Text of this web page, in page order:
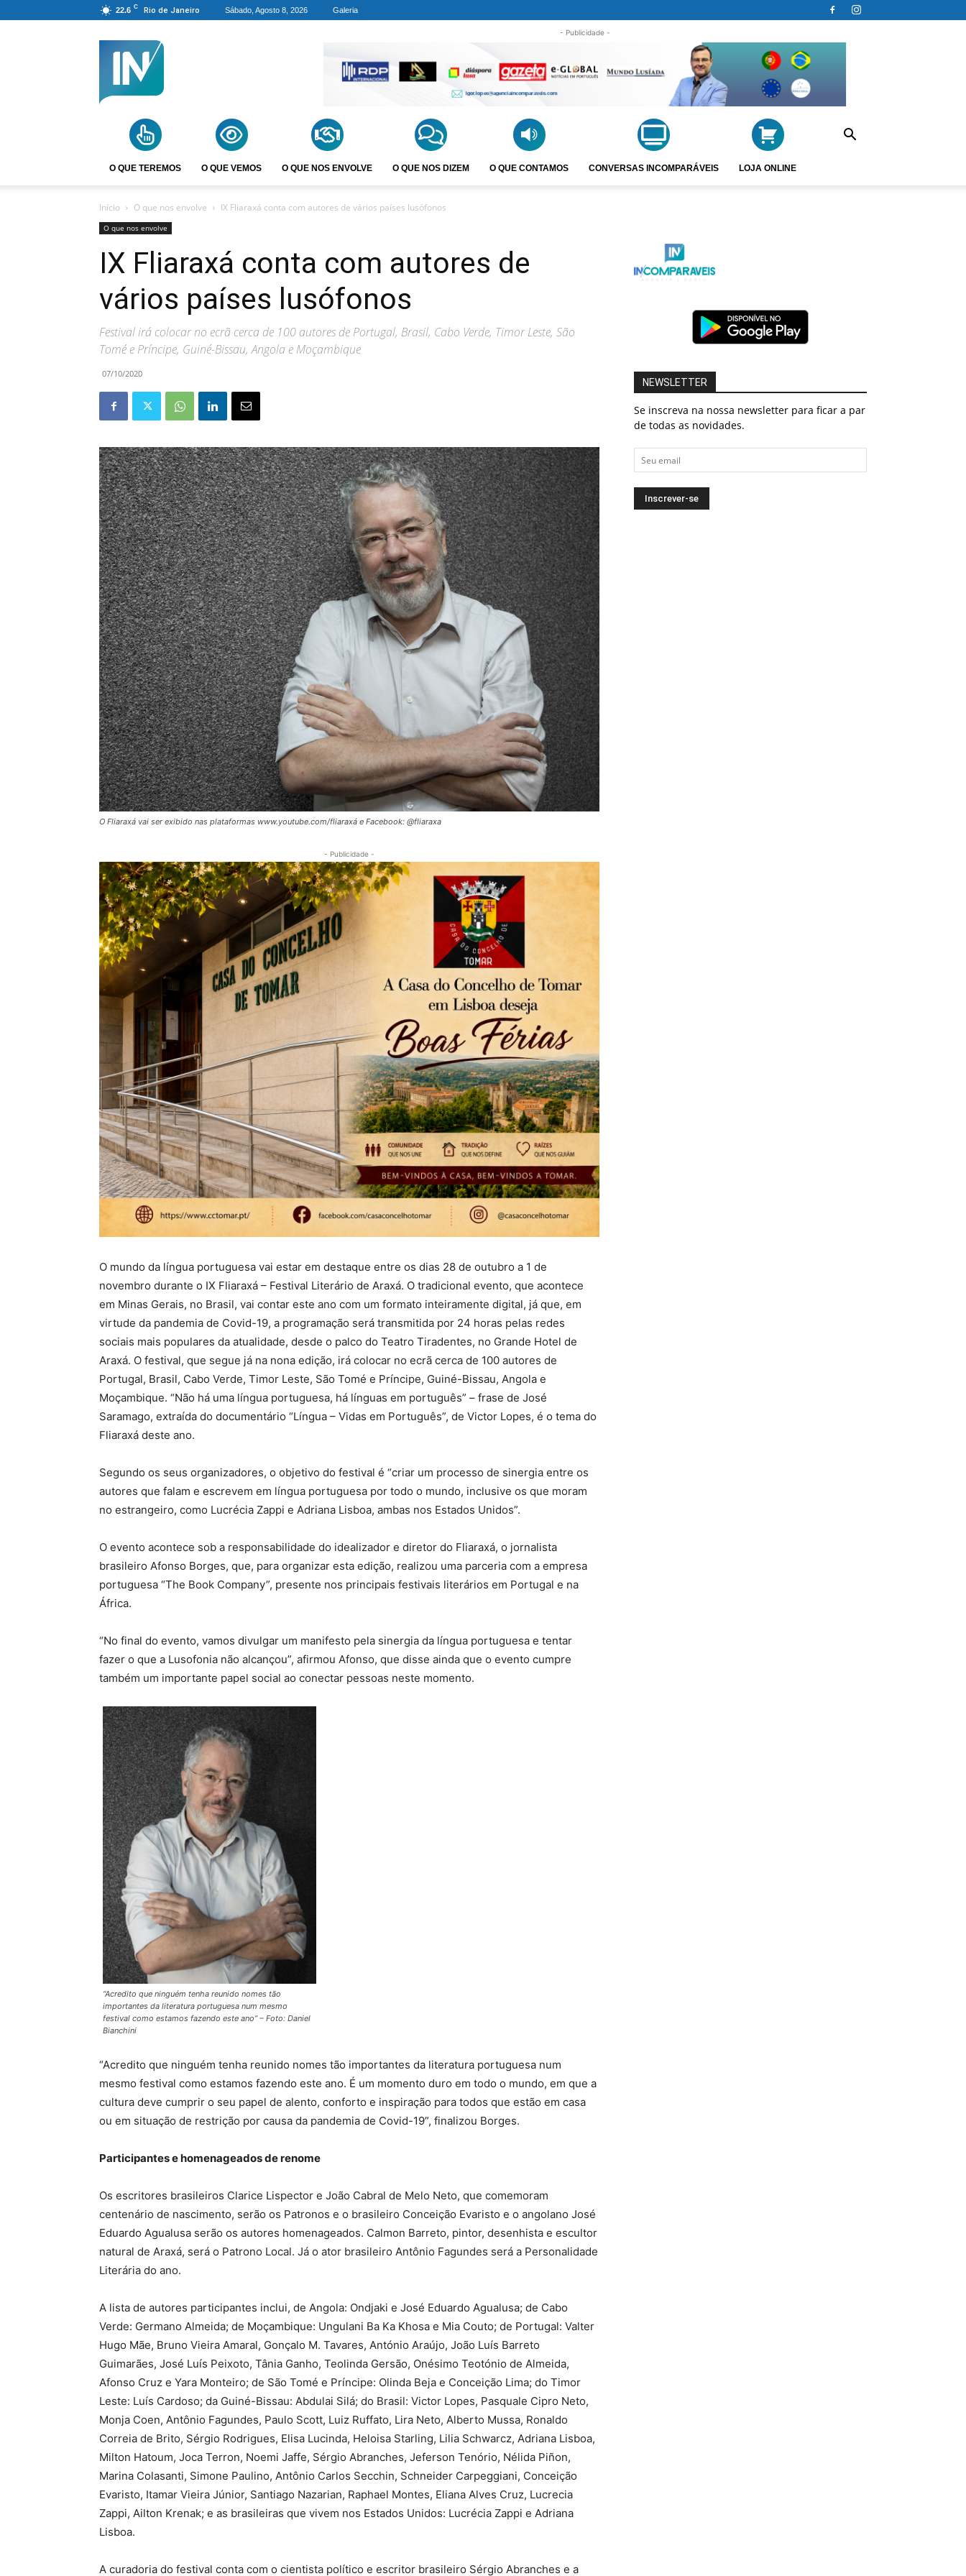
22.6 C Rio de Janeiro Sábado, Agosto 8, 2026 Galeria
- Publicidade -
O QUE TEREMOS O QUE VEMOS O QUE NOS ENVOLVE O QUE NOS DIZEM O QUE CONTAMOS CONVERSAS INCOMPARÁVEIS LOJA ONLINE
Início O que nos envolve IX Fliaraxá conta com autores de vários países lusófonos
O que nos envolve
IX Fliaraxá conta com autores de
vários países lusófonos
Festival irá colocar no ecrã cerca de 100 autores de Portugal, Brasil, Cabo Verde, Timor Leste, São
Tomé e Príncipe, Guiné-Bissau, Angola e Moçambique
07/10/2020
O Fliaraxá vai ser exibido nas plataformas www.youtube.com/fliaraxá e Facebook: @fliaraxa
- Publicidade -
O mundo da língua portuguesa vai estar em destaque entre os dias 28 de outubro a 1 de
novembro durante o IX Fliaraxá – Festival Literário de Araxá. O tradicional evento, que acontece
em Minas Gerais, no Brasil, vai contar este ano com um formato inteiramente digital, já que, em
virtude da pandemia de Covid-19, a programação será transmitida por 24 horas pelas redes
sociais mais populares da atualidade, desde o palco do Teatro Tiradentes, no Grande Hotel de
Araxá. O festival, que segue já na nona edição, irá colocar no ecrã cerca de 100 autores de
Portugal, Brasil, Cabo Verde, Timor Leste, São Tomé e Príncipe, Guiné-Bissau, Angola e
Moçambique. “Não há uma língua portuguesa, há línguas em português” – frase de José
Saramago, extraída do documentário “Língua – Vidas em Português”, de Victor Lopes, é o tema do
Fliaraxá deste ano.
Segundo os seus organizadores, o objetivo do festival é “criar um processo de sinergia entre os
autores que falam e escrevem em língua portuguesa por todo o mundo, inclusive os que moram
no estrangeiro, como Lucrécia Zappi e Adriana Lisboa, ambas nos Estados Unidos”.
O evento acontece sob a responsabilidade do idealizador e diretor do Fliaraxá, o jornalista
brasileiro Afonso Borges, que, para organizar esta edição, realizou uma parceria com a empresa
portuguesa “The Book Company”, presente nos principais festivais literários em Portugal e na
África.
“No final do evento, vamos divulgar um manifesto pela sinergia da língua portuguesa e tentar
fazer o que a Lusofonia não alcançou”, afirmou Afonso, que disse ainda que o evento cumpre
também um importante papel social ao conectar pessoas neste momento.
“Acredito que ninguém tenha reunido nomes tão
importantes da literatura portuguesa num mesmo
festival como estamos fazendo este ano” – Foto: Daniel
Bianchini
“Acredito que ninguém tenha reunido nomes tão importantes da literatura portuguesa num
mesmo festival como estamos fazendo este ano. É um momento duro em todo o mundo, em que a
cultura deve cumprir o seu papel de alento, conforto e inspiração para todos que estão em casa
ou em situação de restrição por causa da pandemia de Covid-19”, finalizou Borges.
Participantes e homenageados de renome
Os escritores brasileiros Clarice Lispector e João Cabral de Melo Neto, que comemoram
centenário de nascimento, serão os Patronos e o brasileiro Conceição Evaristo e o angolano José
Eduardo Agualusa serão os autores homenageados. Calmon Barreto, pintor, desenhista e escultor
natural de Araxá, será o Patrono Local. Já o ator brasileiro Antônio Fagundes será a Personalidade
Literária do ano.
A lista de autores participantes inclui, de Angola: Ondjaki e José Eduardo Agualusa; de Cabo
Verde: Germano Almeida; de Moçambique: Ungulani Ba Ka Khosa e Mia Couto; de Portugal: Valter
Hugo Mãe, Bruno Vieira Amaral, Gonçalo M. Tavares, António Araújo, João Luís Barreto
Guimarães, José Luís Peixoto, Tânia Ganho, Teolinda Gersão, Onésimo Teotónio de Almeida,
Afonso Cruz e Yara Monteiro; de São Tomé e Príncipe: Olinda Beja e Conceição Lima; do Timor
Leste: Luís Cardoso; da Guiné-Bissau: Abdulai Silá; do Brasil: Victor Lopes, Pasquale Cipro Neto,
Monja Coen, Antônio Fagundes, Paulo Scott, Luiz Ruffato, Lira Neto, Alberto Mussa, Ronaldo
Correia de Brito, Sérgio Rodrigues, Elisa Lucinda, Heloisa Starling, Lilia Schwarcz, Adriana Lisboa,
Milton Hatoum, Joca Terron, Noemi Jaffe, Sérgio Abranches, Jeferson Tenório, Nélida Piñon,
Marina Colasanti, Simone Paulino, Antônio Carlos Secchin, Schneider Carpeggiani, Conceição
Evaristo, Itamar Vieira Júnior, Santiago Nazarian, Raphael Montes, Eliana Alves Cruz, Lucrecia
Zappi, Ailton Krenak; e as brasileiras que vivem nos Estados Unidos: Lucrécia Zappi e Adriana
Lisboa.
A curadoria do festival conta com o cientista político e escritor brasileiro Sérgio Abranches e a
NEWSLETTER
Se inscreva na nossa newsletter para ficar a par
de todas as novidades.